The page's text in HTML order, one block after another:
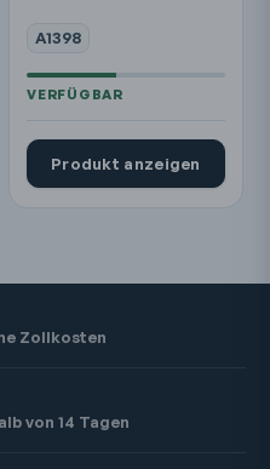
A1398
Produkt anzeigen
Zollkosten
von 14 Tagen